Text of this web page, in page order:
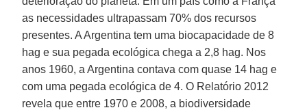
as necessidades ultrapassam 70% dos recursos
presentes. A Argentina tem uma biocapacidade de 8
hag e sua pegada ecológica chega a 2,8 hag. Nos
anos 1960, a Argentina contava com quase 14 hag e
com uma pegada ecológica de 4. O Relatório 2012
revela que entre 1970 e 2008, a biodiversidade